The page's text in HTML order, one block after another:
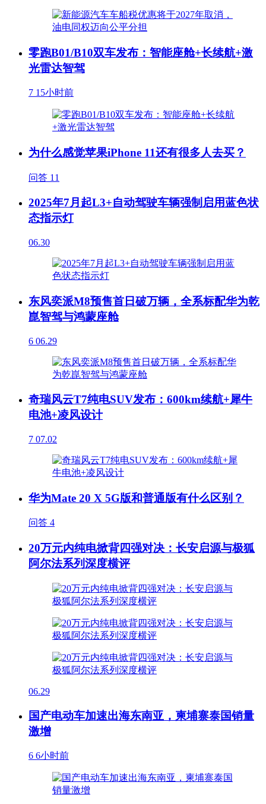
零跑B01/B10双车发布：智能座舱+长续航+激
光雷达智驾
7 15小时前
为什么感觉苹果iPhone 11还有很多人去买？
问答 11
2025年7月起L3+自动驾驶车辆强制启用蓝色状
态指示灯
06.30
东风奕派M8预售首日破万辆，全系标配华为乾
崑智驾与鸿蒙座舱
6 06.29
奇瑞风云T7纯电SUV发布：600km续航+犀牛
电池+凌风设计
7 07.02
华为Mate 20 X 5G版和普通版有什么区别？
问答 4
20万元内纯电掀背四强对决：长安启源与极狐
阿尔法系列深度横评
06.29
国产电动车加速出海东南亚，柬埔寨泰国销量
激增
6 6小时前